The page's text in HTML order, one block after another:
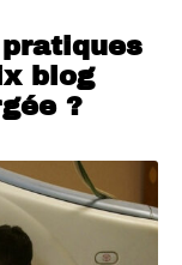
blog
?